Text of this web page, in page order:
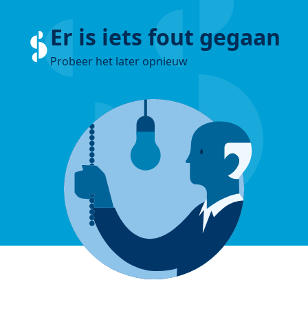
Er is iets fout gegaan
Probeer het later opnieuw